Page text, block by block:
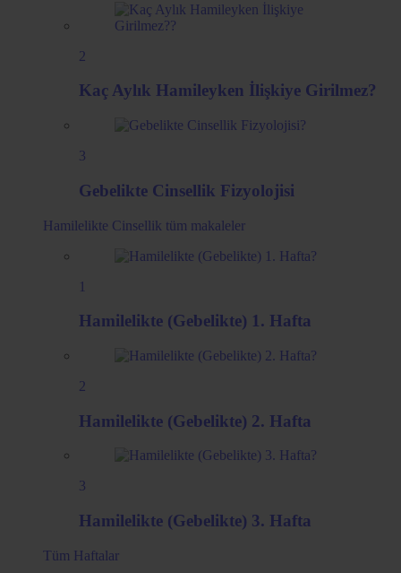
2
Kaç Aylık Hamileyken İlişkiye Girilmez?
3
Gebelikte Cinsellik Fizyolojisi
Hamilelikte Cinsellik tüm makaleler
1
Hamilelikte (Gebelikte) 1. Hafta
2
Hamilelikte (Gebelikte) 2. Hafta
3
Hamilelikte (Gebelikte) 3. Hafta
Tüm Haftalar